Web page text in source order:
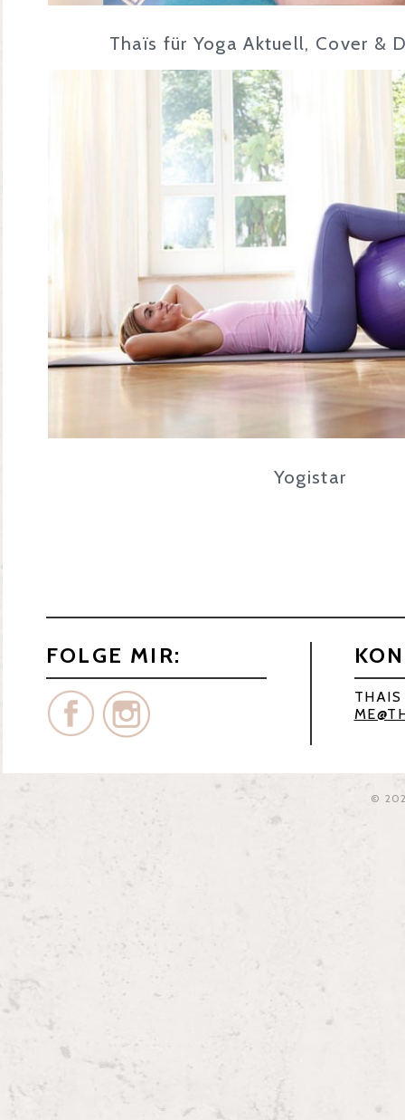
Thaïs für Yoga Aktuell, Cover &
Yogistar
FOLGE MIR:
©